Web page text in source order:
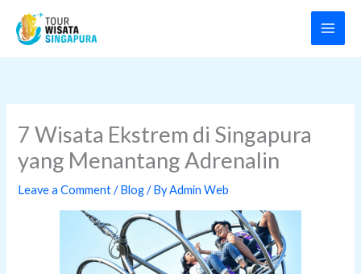
content
7 Wisata Ekstrem di Singapura
yang Menantang Adrenalin
Leave a Comment /Blog/ ByAdmin Web